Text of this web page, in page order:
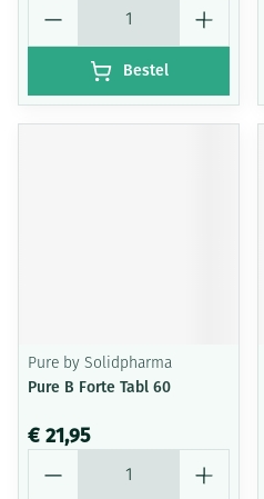
Bestel
Pure by Solidpharma
Pure B Forte Tabl 60
€ 21,95